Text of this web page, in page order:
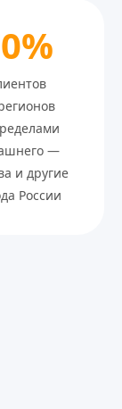
—
и другие
России